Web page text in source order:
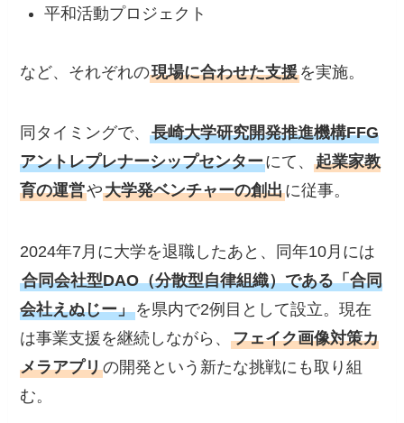
平和活動プロジェクト
など、それぞれの現場に合わせた支援を実施。
同タイミングで、長崎大学研究開発推進機構FFG
アントレプレナーシップセンターにて、起業家教
育の運営や大学発ベンチャーの創出に従事。
2024年7月に大学を退職したあと、同年10月には
合同会社型DAO（分散型自律組織）である「合同
会社えぬじー」を県内で2例目として設立。現在
は事業支援を継続しながら、フェイク画像対策カ
メラアプリの開発という新たな挑戦にも取り組
む。